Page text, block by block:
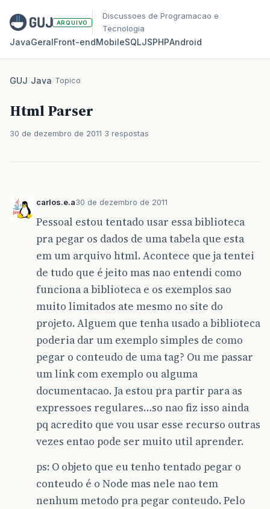
ARQUIVO
Discussoes de Programacao e
Tecnologia
JavaGeralFront‑endMobileSQLJSPHPAndroid
GUJ/Java/Topico
Html Parser
30 de dezembro de 2011 3 respostas
carlos.e.a30 de dezembro de 2011
Pessoal estou tentado usar essa biblioteca
pra pegar os dados de uma tabela que esta
em um arquivo html. Acontece que ja tentei
de tudo que é jeito mas nao entendi como
funciona a biblioteca e os exemplos sao
muito limitados ate mesmo no site do
projeto. Alguem que tenha usado a biblioteca
poderia dar um exemplo simples de como
pegar o conteudo de uma tag? Ou me passar
um link com exemplo ou alguma
documentacao. Ja estou pra partir para as
expressoes regulares…so nao fiz isso ainda
pq acredito que vou usar esse recurso outras
vezes entao pode ser muito util aprender.
ps: O objeto que eu tenho tentado pegar o
conteudo é o Node mas nele nao tem
nenhum metodo pra pegar conteudo. Pelo